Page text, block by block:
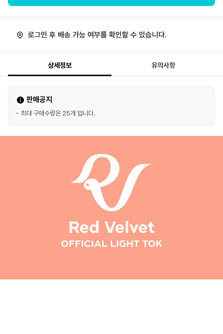
로그인 후 배송 가능 여부를 확인할 수 있습니다.
상세정보 유의사항
판매공지
최대 구매수량은 25개 입니다.